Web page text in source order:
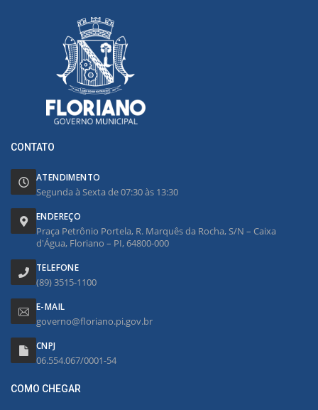
CONTATO
ATENDIMENTO
Segunda à Sexta de 07:30 às 13:30
ENDEREÇO
Praça Petrônio Portela, R. Marquês da Rocha, S/N – Caixa
d'Água, Floriano – PI, 64800-000
TELEFONE
(89) 3515-1100
E-MAIL
governo@floriano.pi.gov.br
CNPJ
06.554.067/0001-54
COMO CHEGAR